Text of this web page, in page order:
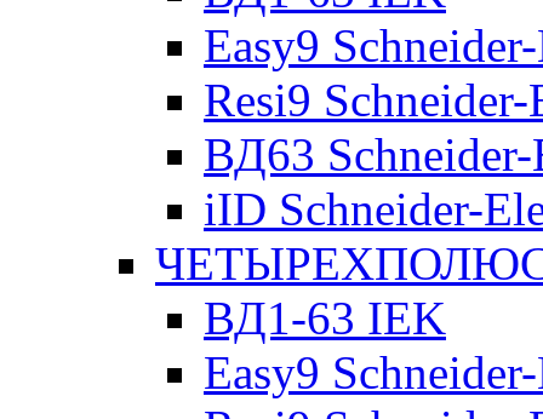
Easy9
Resi9
ВД63
iID Schneider-
ВД1-63 IEK
Easy9